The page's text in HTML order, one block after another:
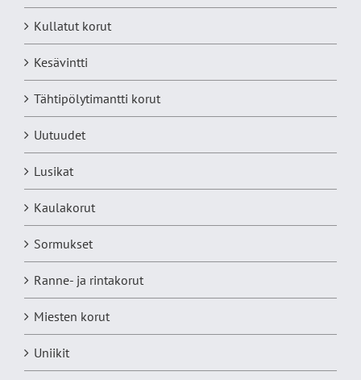
Kullatut korut
Kesävintti
Tähtipölytimantti korut
Uutuudet
Lusikat
Kaulakorut
Sormukset
Ranne- ja rintakorut
Miesten korut
Uniikit